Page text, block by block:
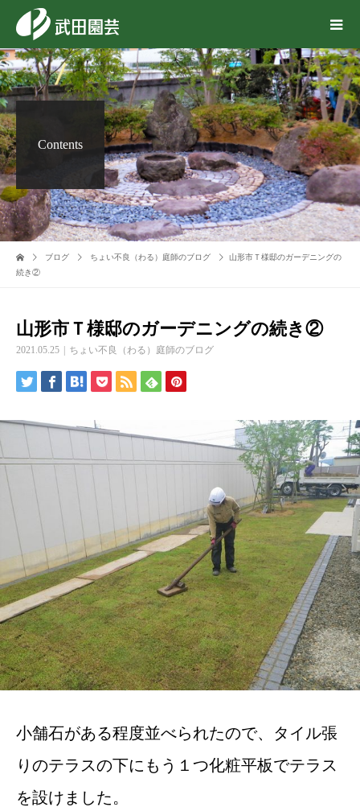
Contents
ブログ ちょい不良（わる）庭師のブログ
山形市Ｔ様邸のガーデニングの
続き②
山形市Ｔ様邸のガーデニングの続き②
2021.05.25 ちょい不良（わる）庭師のブログ
小舗石がある程度並べられたので、タイル張
りのテラスの下にもう１つ化粧平板でテラス
を設けました。